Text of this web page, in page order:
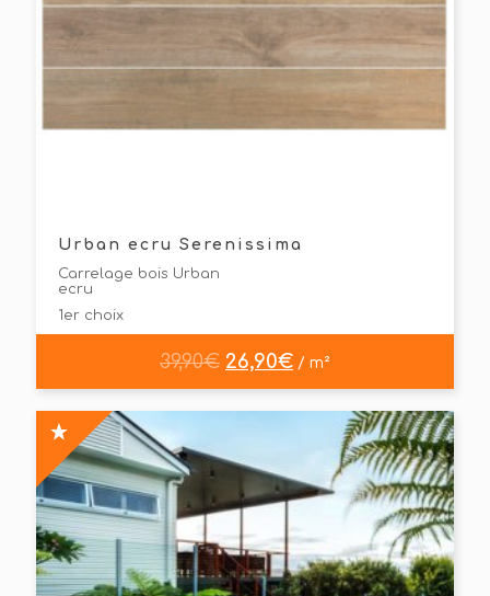
Urban ecru Serenissima
Carrelage bois Urban
ecru
1er choix
39,90€ 26,90€ / m²